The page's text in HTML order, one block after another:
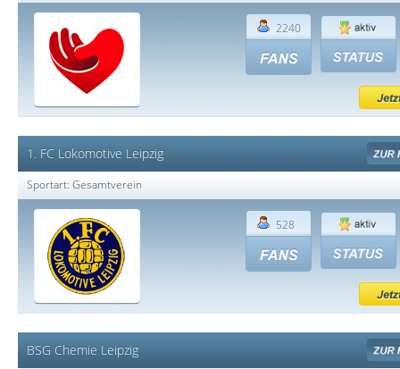
2240
1. FC Lokomotive Leipzig
Sportart: Gesamtverein
528
BSG Chemie Leipzig